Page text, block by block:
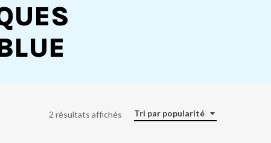
Tri par popularité
2 résultats affichés